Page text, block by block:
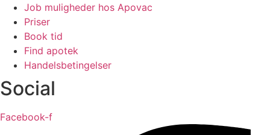
Job muligheder hos Apovac
Priser
Book tid
Find apotek
Handelsbetingelser
Social
Facebook-f